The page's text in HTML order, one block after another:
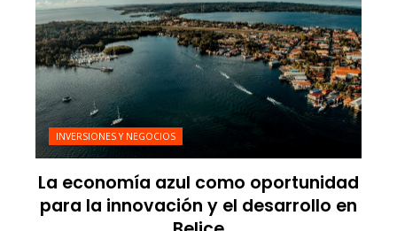
INVERSIONES Y NEGOCIOS
La economía azul como oportunidad
para la innovación y el desarrollo en